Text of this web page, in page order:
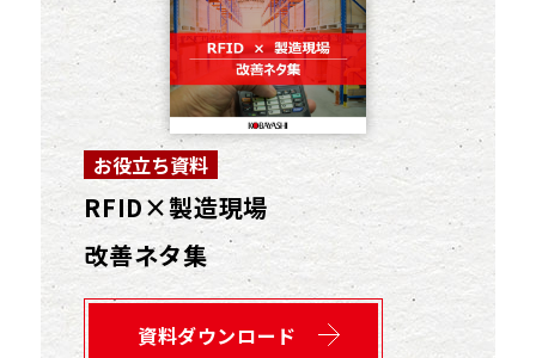
お役立ち資料
RFID×製造現場
改善ネタ集
資料ダウンロード